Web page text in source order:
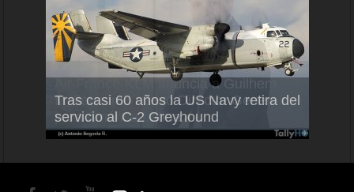
Tras casi 60 años la US Navy retira del
servicio al C-2 Greyhound
Air France-KLM anuncia a Guilhem
Mallet como nuevo Director General
para América Latina